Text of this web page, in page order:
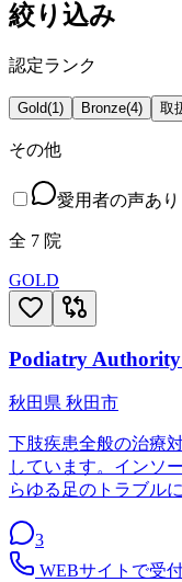
絞り込み
認定ランク
Gold(1) Bronze(4) 取
その他
愛用者の声あり
全 7 院
GOLD
Podiatry
秋田県 秋田市
下肢疾患全般の治療
しています。インソ
らゆる足のトラブル
3
WEBサイトで受